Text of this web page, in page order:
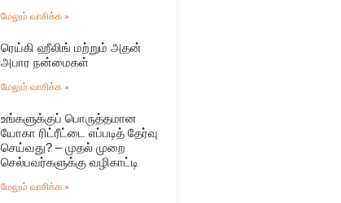
மேலும் வாசிக்க »
ரெய்கி ஹீலிங் மற்றும் அதன்
அபார நன்மைகள்
மேலும் வாசிக்க »
உங்களுக்குப் பொருத்தமான
யோகா ரிட்ரீட்டை எப்படித் தேர்வு
செய்வது? – முதல் முறை
செல்பவர்களுக்கு வழிகாட்டி
மேலும் வாசிக்க »